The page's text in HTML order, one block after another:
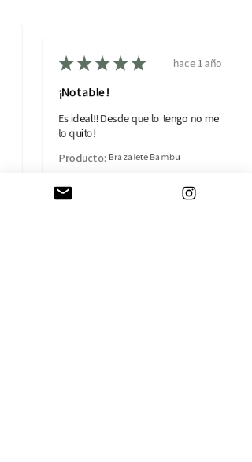
★★★★★ hace 1 año
¡Notable!
Es ideal!! Desde que lo tengo no me
lo quito!
Producto: Brazalete Bambu
Isabel B.
Madrid, MD